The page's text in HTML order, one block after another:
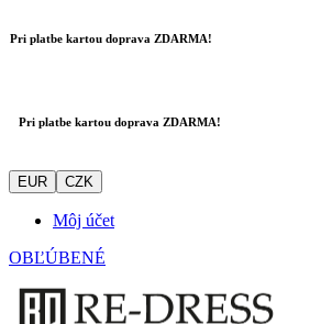
Pri platbe kartou doprava ZDARMA!
Pri platbe kartou doprava ZDARMA!
EUR CZK
Môj účet
OBĽÚBENÉ